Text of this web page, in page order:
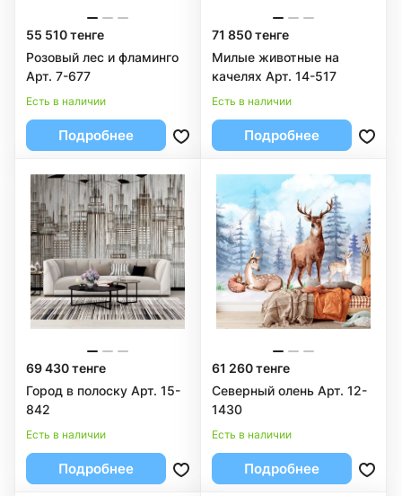
55 510 тенге
Розовый лес и фламинго
Арт. 7-677
Есть в наличии
Подробнее
71 850 тенге
Милые животные на
качелях Арт. 14-517
Есть в наличии
Подробнее
69 430 тенге
Город в полоску Арт. 15-
842
Есть в наличии
Подробнее
61 260 тенге
Северный олень Арт. 12-
1430
Есть в наличии
Подробнее